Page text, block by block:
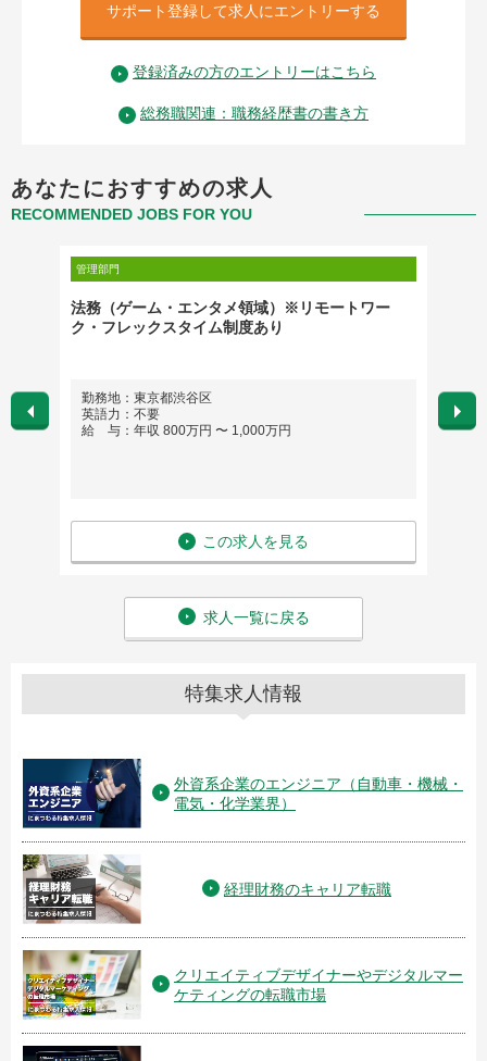
サポート登録して求人にエントリーする
登録済みの方のエントリーはこちら
総務職関連：職務経歴書の書き方
あなたにおすすめの求人
RECOMMENDED JOBS FOR YOU
管理部門
法務（ゲーム・エンタメ領域）※リモートワー
ク・フレックスタイム制度あり
勤務地：東京都渋谷区
英語力：不要
給 与：年収 800万円 〜 1,000万円
この求人を見る
勤務
英語
給 与
求人一覧に戻る
特集求人情報
外資系企業のエンジニア（自動車・機械・
電気・化学業界）
経理財務のキャリア転職
クリエイティブデザイナーやデジタルマー
ケティングの転職市場